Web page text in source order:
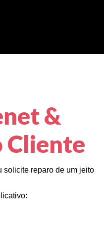
&
Cliente
solicite reparo de um jeito